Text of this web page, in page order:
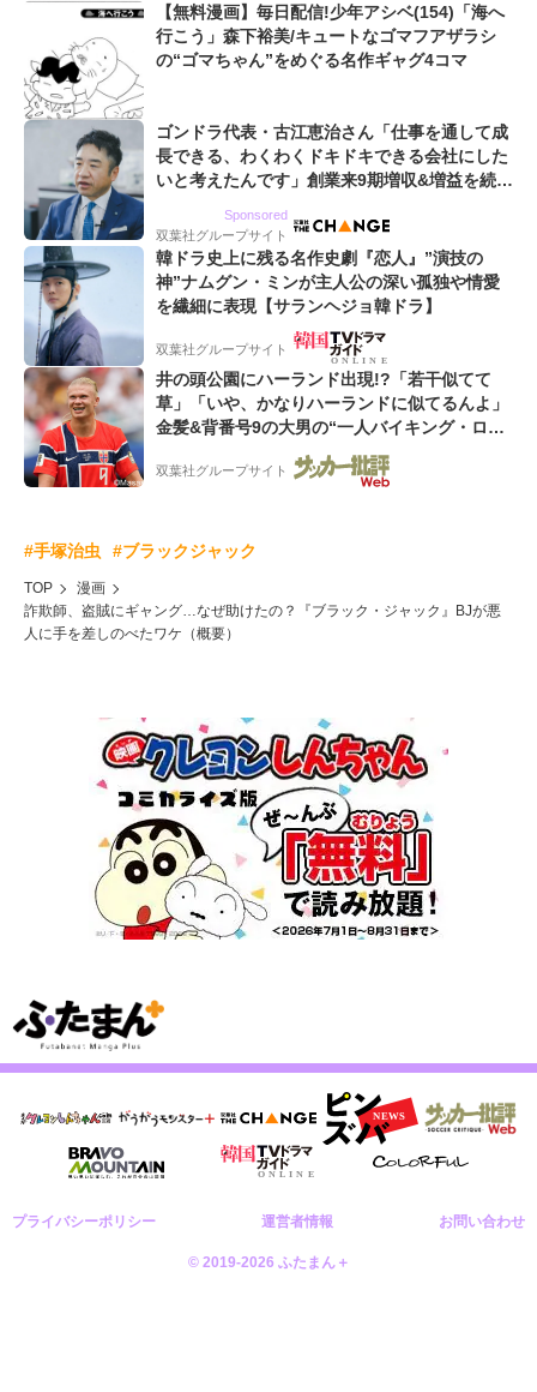
【無料漫画】毎日配信!少年アシベ(154)「海へ
行こう」森下裕美/キュートなゴマフアザラシ
の“ゴマちゃん”をめぐる名作ギャグ4コマ
ゴンドラ代表・古江恵治さん「仕事を通して成
長できる、わくわくドキドキできる会社にした
いと考えたんです」創業来9期増収&増益を続け
Sponsored
双葉社グループサイト
韓ドラ史上に残る名作史劇『恋人』”演技の
神”ナムグン・ミンが主人公の深い孤独や情愛
を繊細に表現【サランヘジョ韓ドラ】
双葉社グループサイト
井の頭公園にハーランド出現!?「若干似てて
草」「いや、かなりハーランドに似てるんよ」
金髪&背番号9の大男の“一人バイキング・ロ
ー”映像が話題!「元気をもらった」
双葉社グループサイト
#手塚治虫 #ブラックジャック
TOP
漫画
詐欺師、盗賊にギャング…なぜ助けたの？『ブラック・ジャック』BJが悪
人に手を差しのべたワケ（概要）
プライバシーポリシー 運営者情報 お問い合わせ
© 2019-2026 ふたまん＋